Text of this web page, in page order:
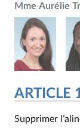
Mme Aurélie
ARTICLE
Supprimer